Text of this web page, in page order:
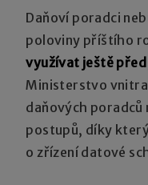
Daňoví poradci
poloviny příštího
využívat ještě
Ministerstvo vnitra
daňových poradců
postupů, díky
o zřízení datové